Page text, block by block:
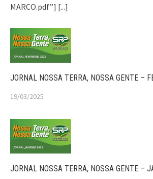
MARCO.pdf”] [...]
JORNAL NOSSA TERRA, NOSSA GENTE –
19/03/2025
JORNAL NOSSA TERRA, NOSSA GENTE –